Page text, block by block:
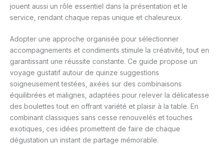
jouent aussi un rôle essentiel dans la présentation et le
service, rendant chaque repas unique et chaleureux.
Adopter une approche organisée pour sélectionner
accompagnements et condiments stimule la créativité, tout en
garantissant une réussite constante. Ce guide propose un
voyage gustatif autour de quinze suggestions
soigneusement testées, axées sur des combinaisons
équilibrées et malignes, adaptées pour relever la délicatesse
des boulettes tout en offrant variété et plaisir à la table. En
combinant classiques sans cesse renouvelés et touches
exotiques, ces idées promettent de faire de chaque
dégustation un instant de partage mémorable.